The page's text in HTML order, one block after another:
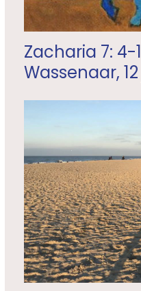
Zacharia 7: 4-
Wassenaar,